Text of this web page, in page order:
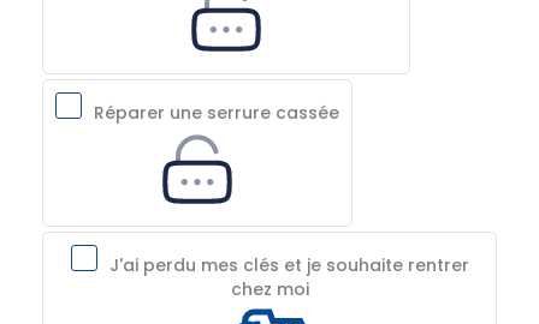
Réparer une serrure cassée
J'ai perdu mes clés et je souhaite rentrer
chez moi